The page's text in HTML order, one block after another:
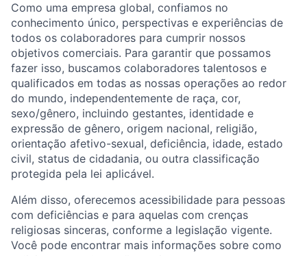
Como uma empresa global, confiamos no
conhecimento único, perspectivas e experiências de
todos os colaboradores para cumprir nossos
objetivos comerciais. Para garantir que possamos
fazer isso, buscamos colaboradores talentosos e
qualificados em todas as nossas operações ao redor
do mundo, independentemente de raça, cor,
sexo/gênero, incluindo gestantes, identidade e
expressão de gênero, origem nacional, religião,
orientação afetivo-sexual, deficiência, idade, estado
civil, status de cidadania, ou outra classificação
protegida pela lei aplicável.
Além disso, oferecemos acessibilidade para pessoas
com deficiências e para aquelas com crenças
religiosas sinceras, conforme a legislação vigente.
Você pode encontrar mais informações sobre como